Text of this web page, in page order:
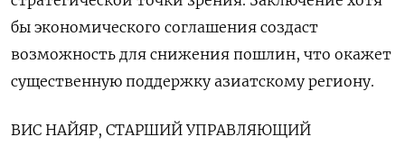
бы экономического соглашения создаст
возможность для снижения пошлин, что окажет
существенную поддержку азиатскому региону.
ВИС НАЙЯР, СТАРШИЙ УПРАВЛЯЮЩИЙ